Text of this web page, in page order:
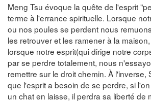
Meng Tsu évoque la quête de l'esprit
terme à l'errance spirituelle. Lorsque
ou nos poules se perdent nous
les retrouver et les ramener à la
lorsque notre esprit(qui dirige notre
par se perdre totalement, nous
remettre sur le droit chemin. À l'inverse,
que l'esprit a besoin de se perdre, si
un chat en laisse, il perdra sa liberté de